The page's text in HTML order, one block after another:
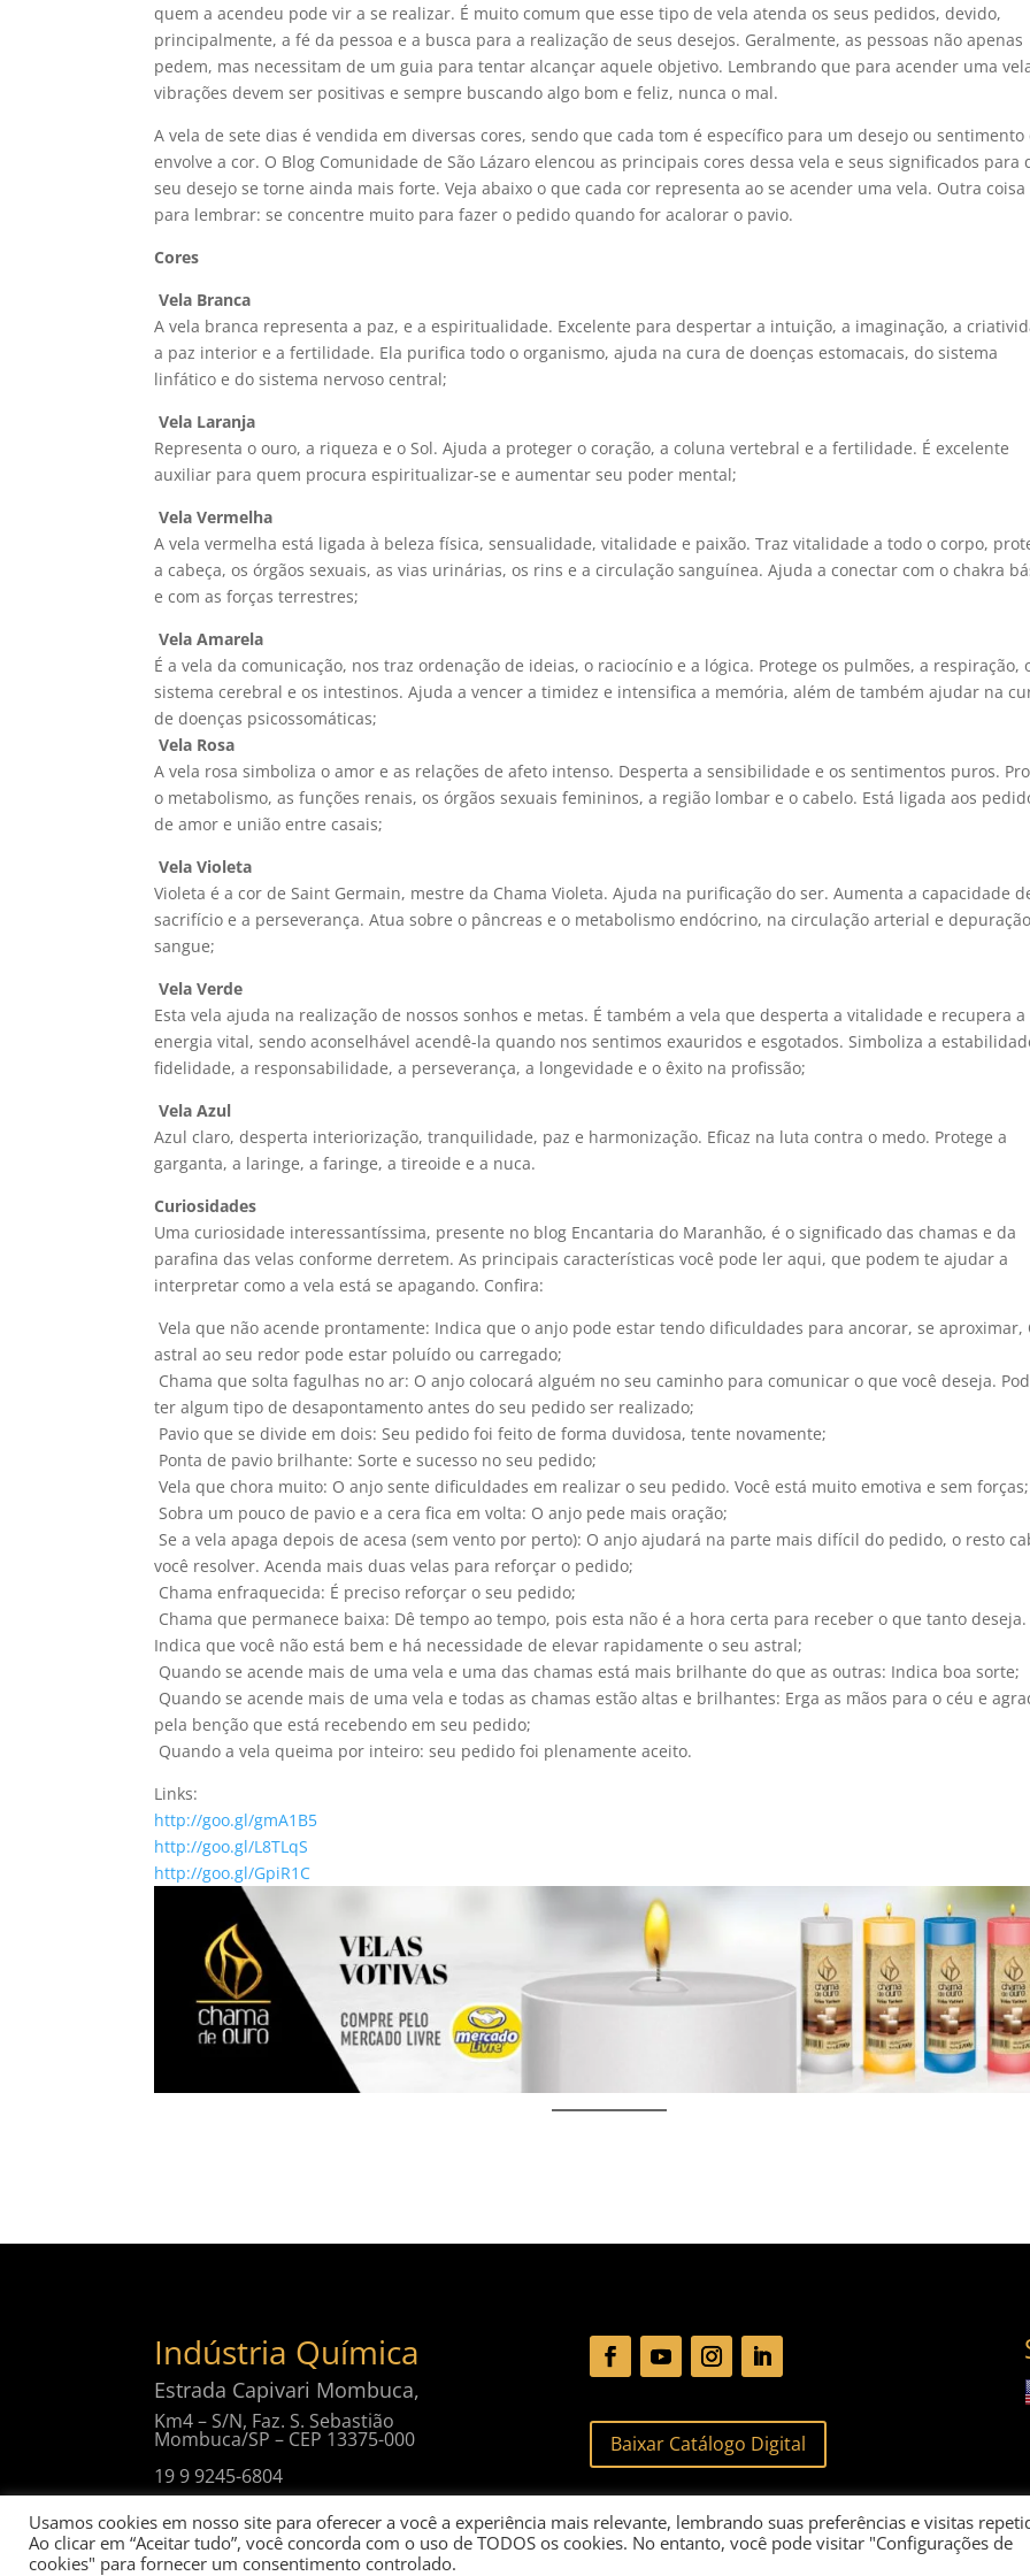
quem a acendeu pode vir a se realizar. É muito comum que esse tipo de vela atenda os seus pedidos, devido,
principalmente, a fé da pessoa e a busca para a realização de seus desejos. Geralmente, as pessoas não apenas
pedem, mas necessitam de um guia para tentar alcançar aquele objetivo. Lembrando que para acender uma
vibrações devem ser positivas e sempre buscando algo bom e feliz, nunca o mal.
A vela de sete dias é vendida em diversas cores, sendo que cada tom é específico para um desejo ou sentimento
envolve a cor. O Blog Comunidade de São Lázaro elencou as principais cores dessa vela e seus significados para
seu desejo se torne ainda mais forte. Veja abaixo o que cada cor representa ao se acender uma vela. Outra coisa
para lembrar: se concentre muito para fazer o pedido quando for acalorar o pavio.
Cores
Vela Branca
A vela branca representa a paz, e a espiritualidade. Excelente para despertar a intuição, a imaginação, a
a paz interior e a fertilidade. Ela purifica todo o organismo, ajuda na cura de doenças estomacais, do sistema
linfático e do sistema nervoso central;
Vela Laranja
Representa o ouro, a riqueza e o Sol. Ajuda a proteger o coração, a coluna vertebral e a fertilidade. É excelente
auxiliar para quem procura espiritualizar-se e aumentar seu poder mental;
Vela Vermelha
A vela vermelha está ligada à beleza física, sensualidade, vitalidade e paixão. Traz vitalidade a todo o corpo,
a cabeça, os órgãos sexuais, as vias urinárias, os rins e a circulação sanguínea. Ajuda a conectar com o chakra
e com as forças terrestres;
Vela Amarela
É a vela da comunicação, nos traz ordenação de ideias, o raciocínio e a lógica. Protege os pulmões, a respiração,
sistema cerebral e os intestinos. Ajuda a vencer a timidez e intensifica a memória, além de também ajudar na
de doenças psicossomáticas;
Vela Rosa
A vela rosa simboliza o amor e as relações de afeto intenso. Desperta a sensibilidade e os sentimentos puros.
o metabolismo, as funções renais, os órgãos sexuais femininos, a região lombar e o cabelo. Está ligada aos
de amor e união entre casais;
Vela Violeta
Violeta é a cor de Saint Germain, mestre da Chama Violeta. Ajuda na purificação do ser. Aumenta a capacidade
sacrifício e a perseverança. Atua sobre o pâncreas e o metabolismo endócrino, na circulação arterial e
sangue;
Vela Verde
Esta vela ajuda na realização de nossos sonhos e metas. É também a vela que desperta a vitalidade e recupera a
energia vital, sendo aconselhável acendê-la quando nos sentimos exauridos e esgotados. Simboliza a
fidelidade, a responsabilidade, a perseverança, a longevidade e o êxito na profissão;
Vela Azul
Azul claro, desperta interiorização, tranquilidade, paz e harmonização. Eficaz na luta contra o medo. Protege a
garganta, a laringe, a faringe, a tireoide e a nuca.
Curiosidades
Uma curiosidade interessantíssima, presente no blog Encantaria do Maranhão, é o significado das chamas e da
parafina das velas conforme derretem. As principais características você pode ler aqui, que podem te ajudar a
interpretar como a vela está se apagando. Confira:
 Vela que não acende prontamente: Indica que o anjo pode estar tendo dificuldades para ancorar, se aproximar,
astral ao seu redor pode estar poluído ou carregado;
 Chama que solta fagulhas no ar: O anjo colocará alguém no seu caminho para comunicar o que você deseja.
ter algum tipo de desapontamento antes do seu pedido ser realizado;
 Pavio que se divide em dois: Seu pedido foi feito de forma duvidosa, tente novamente;
 Ponta de pavio brilhante: Sorte e sucesso no seu pedido;
 Vela que chora muito: O anjo sente dificuldades em realizar o seu pedido. Você está muito emotiva e sem forças;
 Sobra um pouco de pavio e a cera fica em volta: O anjo pede mais oração;
 Se a vela apaga depois de acesa (sem vento por perto): O anjo ajudará na parte mais difícil do pedido, o resto
você resolver. Acenda mais duas velas para reforçar o pedido;
 Chama enfraquecida: É preciso reforçar o seu pedido;
 Chama que permanece baixa: Dê tempo ao tempo, pois esta não é a hora certa para receber o que tanto deseja.
Indica que você não está bem e há necessidade de elevar rapidamente o seu astral;
 Quando se acende mais de uma vela e uma das chamas está mais brilhante do que as outras: Indica boa sorte;
 Quando se acende mais de uma vela e todas as chamas estão altas e brilhantes: Erga as mãos para o céu e
pela benção que está recebendo em seu pedido;
 Quando a vela queima por inteiro: seu pedido foi plenamente aceito.
Links:
http://goo.gl/gmA1B5
http://goo.gl/L8TLqS
http://goo.gl/GpiR1C
Indústria Química
Estrada Capivari Mombuca,
Km4 – S/N, Faz. S. Sebastião
Mombuca/SP – CEP 13375-000
19 9 9245-6804
Baixar Catálogo Digital
Usamos cookies em nosso site para oferecer a você a experiência mais relevante, lembrando suas preferências e visitas
Ao clicar em “Aceitar tudo”, você concorda com o uso de TODOS os cookies. No entanto, você pode visitar "Configurações de
cookies" para fornecer um consentimento controlado.